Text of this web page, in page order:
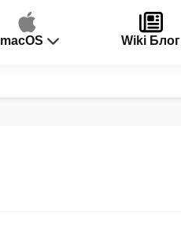
macOS Wiki Блог